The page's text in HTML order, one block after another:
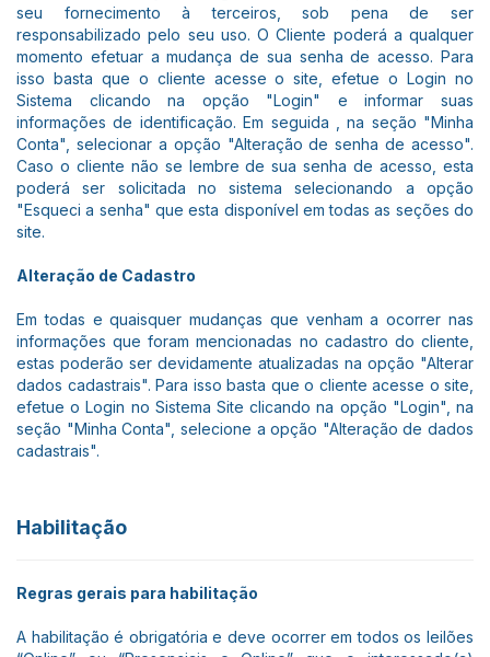
seu fornecimento à terceiros, sob pena de ser
responsabilizado pelo seu uso. O Cliente poderá a qualquer
momento efetuar a mudança de sua senha de acesso. Para
isso basta que o cliente acesse o site, efetue o Login no
Sistema clicando na opção "Login" e informar suas
informações de identificação. Em seguida , na seção "Minha
Conta", selecionar a opção "Alteração de senha de acesso".
Caso o cliente não se lembre de sua senha de acesso, esta
poderá ser solicitada no sistema selecionando a opção
"Esqueci a senha" que esta disponível em todas as seções do
site.
Alteração de Cadastro
Em todas e quaisquer mudanças que venham a ocorrer nas
informações que foram mencionadas no cadastro do cliente,
estas poderão ser devidamente atualizadas na opção "Alterar
dados cadastrais". Para isso basta que o cliente acesse o site,
efetue o Login no Sistema Site clicando na opção "Login", na
seção "Minha Conta", selecione a opção "Alteração de dados
cadastrais".
Habilitação
Regras gerais para habilitação
A habilitação é obrigatória e deve ocorrer em todos os leilões